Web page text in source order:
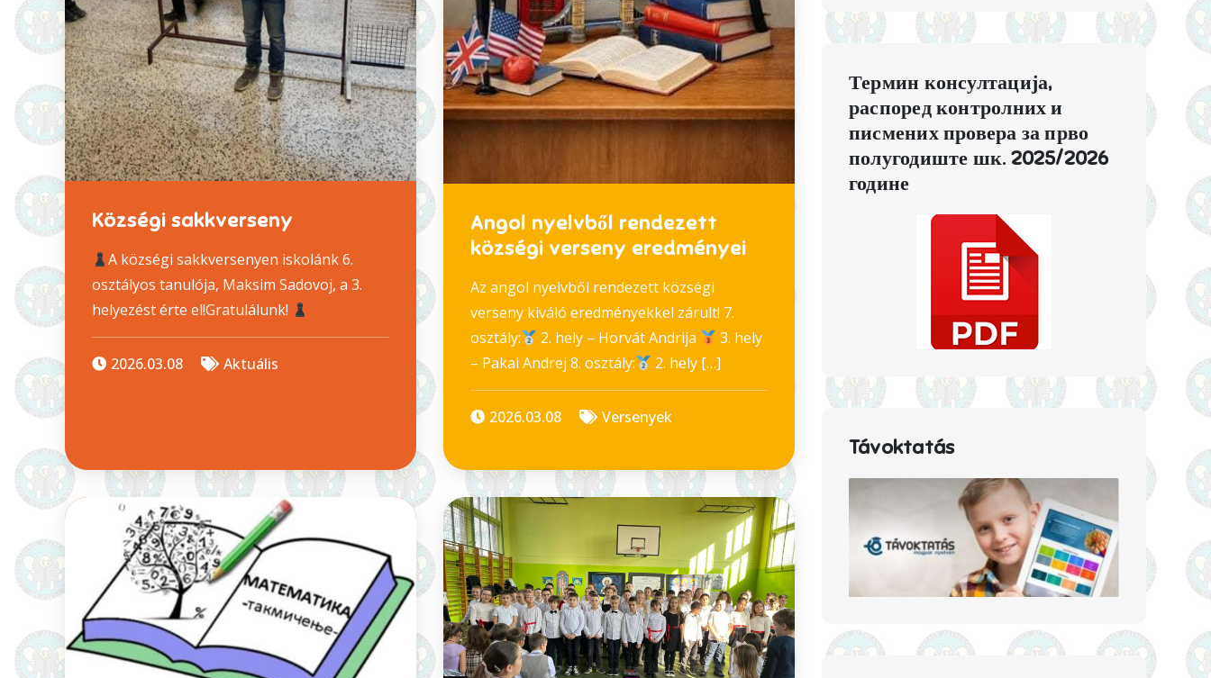
Községi sakkverseny
A községi sakkversenyen iskolánk 6.
osztályos tanulója, Maksim Sadovoj, a 3.
helyezést érte el!Gratulálunk!
2026.03.08 Aktuális
Angol nyelvből rendezett
községi verseny eredményei
Az angol nyelvből rendezett községi
verseny kiváló eredményekkel zárult! 7.
osztály:
2. hely – Horvát Andrija
3. hely
– Pakai Andrej 8. osztály:
2. hely […]
2026.03.08 Versenyek
Термин консултација,
распоред контролних и
писмених провера за прво
полугодиште шк. 2025/2026
године
Távoktatás